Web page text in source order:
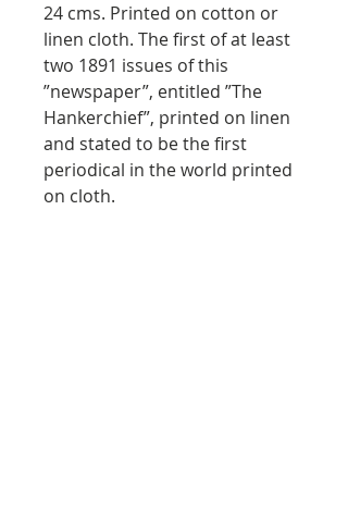
24 cms. Printed on cotton or
linen cloth. The first of at least
two 1891 issues of this
”newspaper”, entitled ”The
Hankerchief”, printed on linen
and stated to be the first
periodical in the world printed
on cloth.